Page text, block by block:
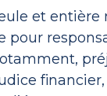
et entière
pour